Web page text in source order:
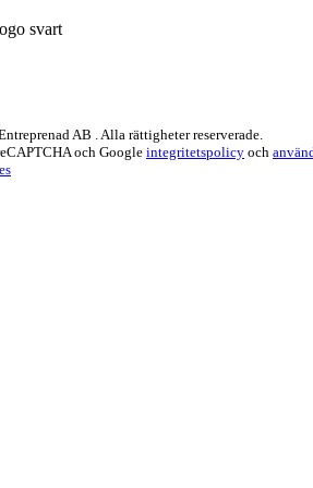
AB . Alla rättigheter reserverade.
och Google integritetspolicy och